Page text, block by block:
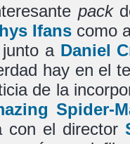
pack
Ifanscomo
a Daniel
hay en el
de la
Spider-
con el director